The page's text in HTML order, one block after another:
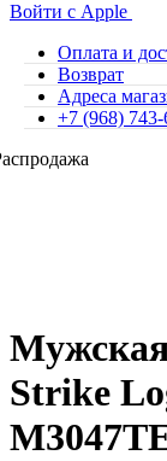
Войти с Apple
Оплата и
Возврат
Адреса
+7 (968)
Strike